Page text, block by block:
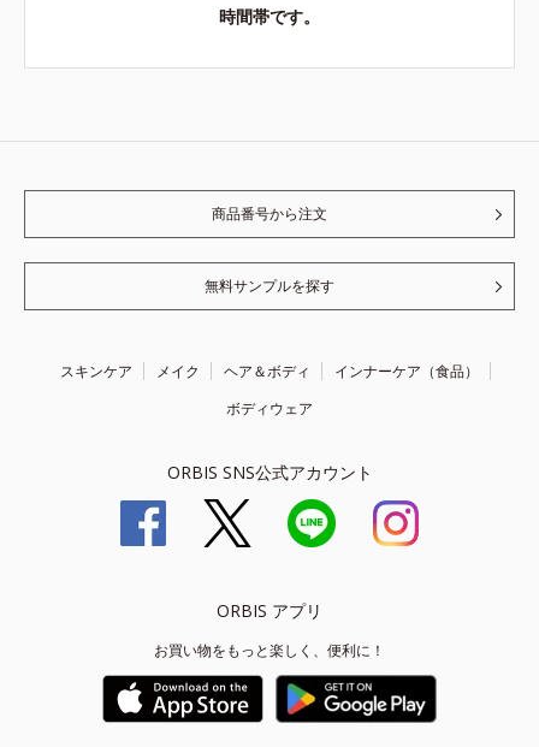
時間帯です。
商品番号から注文
無料サンプルを探す
スキンケア メイク ヘア＆ボディ
インナーケア（食品）
ボディウェア
ORBIS SNS公式アカウント
ORBIS アプリ
お買い物をもっと楽しく、便利に！